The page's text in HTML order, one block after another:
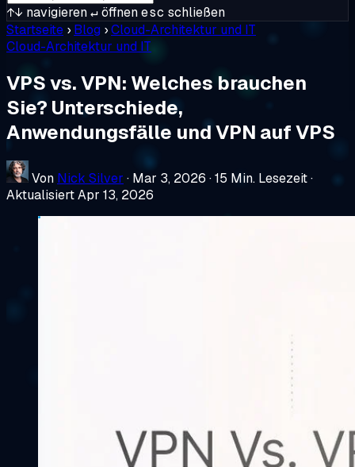
↑↓ navigieren↵öffnenesc schließen
Startseite › Blog ›Cloud-Architektur und IT
Cloud-Architektur und IT
VPS vs. VPN: Welches brauchen
Sie? Unterschiede,
Anwendungsfälle und VPN auf VPS
Von Nick Silver · Mar 3, 2026 ·15 Min. Lesezeit·
Aktualisiert Apr 13, 2026